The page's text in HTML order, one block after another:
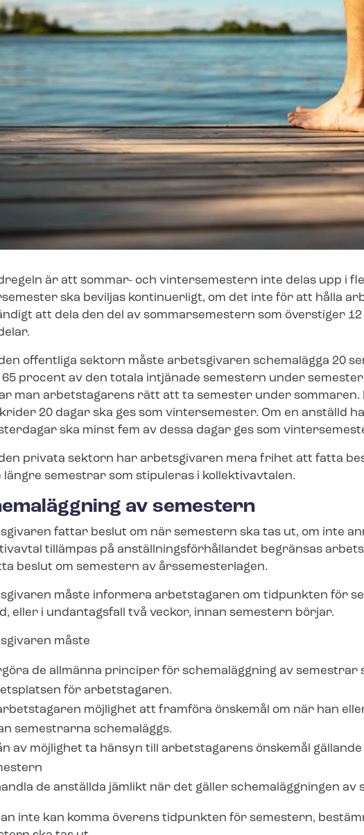
är att sommar- och vintersemestern inte delas upp i
ska beviljas kontinuerligt, om det inte för att hålla
att dela den del av sommarsemestern som överstiger
den offentliga sektorn måste arbetsgivaren schemalägga 20
procent av den totala intjänade semestern under
man arbetstagarens rätt att ta semester under sommaren.
20 dagar ska ges som vintersemester. Om en anställd
ska minst fem av dessa dagar ges som
den privata sektorn har arbetsgivaren mera frihet att fatta
längre semestrar som stipuleras i kollektivavtalen.
av semestern
fattar beslut om när semestern ska tas ut, om inte
tillämpas på an­ställ­nings­för­hål­lan­det begränsas
beslut om semestern av årssemesterlagen.
måste informera arbetstagaren om tidpunkten för
eller i undantagsfall två veckor, innan semestern börjar.
måste
de allmänna principer för schemaläggning av semestrar
för arbetstagaren.
möjlighet att framföra önskemål om när han
semestrarna schemaläggs.
av möjlighet ta hänsyn till arbetstagarens önskemål
de anställda jämlikt när det gäller schemaläggningen av
inte kan komma överens tidpunkten för semestern,